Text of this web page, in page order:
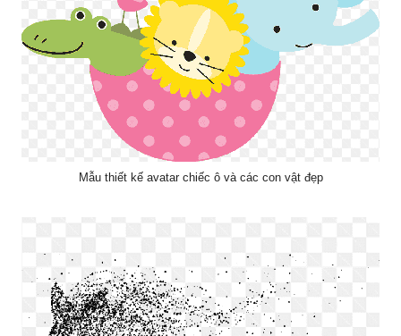
Mẫu thiết kế avatar chiếc ô và các con vật đẹp